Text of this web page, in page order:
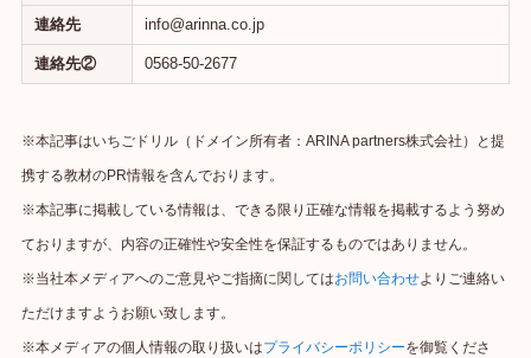
連絡先 info@arinna.co.jp
連絡先② 0568-50-2677
※本記事はいちごドリル（ドメイン所有者：ARINA partners株式会社）と提
携する教材のPR情報を含んでおります。
※本記事に掲載している情報は、できる限り正確な情報を掲載するよう努め
ておりますが、内容の正確性や安全性を保証するものではありません。
※当社本メディアへのご意見やご指摘に関してはお問い合わせよりご連絡い
ただけますようお願い致します。
※本メディアの個人情報の取り扱いはプライバシーポリシーを御覧くださ